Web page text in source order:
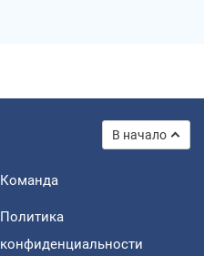
В начало
Команда
Политика
конфиденциальности